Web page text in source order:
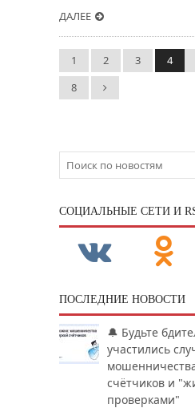
ДАЛЕЕ
1 2 3 4
8
CОЦИАЛЬНЫЕ СЕТИ И
ПОСЛЕДНИЕ НОВОСТИ
🔔 Будьте
участились
счётчиков и
проверками"